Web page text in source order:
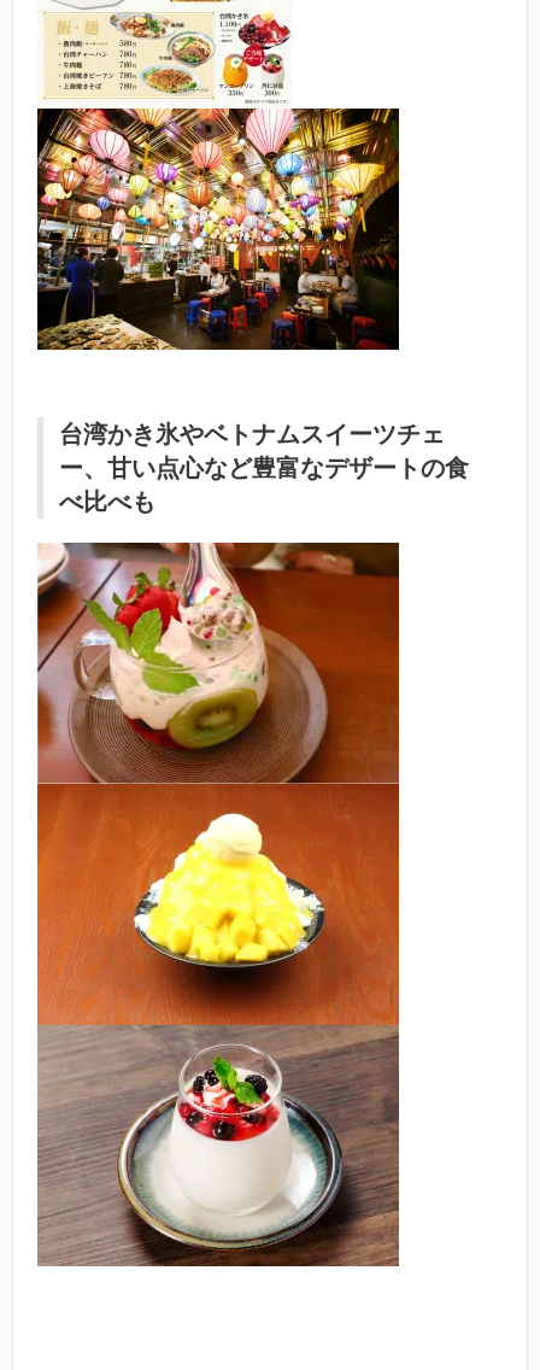
台湾かき氷やベトナムスイーツチェ
ー、甘い点心など豊富なデザートの食
べ比べも